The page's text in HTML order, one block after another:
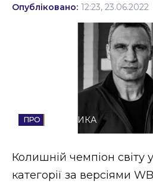
Втрачений Ужгород
Втрачений Ужгород
Опубліковано: 12:23, 23.06.2022
ПОЛІТИКА
Колишній чемпіон світу
категорії за версіями